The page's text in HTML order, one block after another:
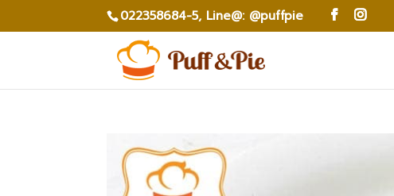
022358684-5, Line@: @puffpie